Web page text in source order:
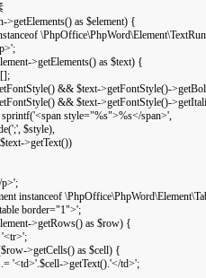
as $element) {
>getElements() as $text) {
&& $text->getFontStyle()->getBold()
&& $text->getFontStyle()->getItalic()
style="%s">%s</span>',
border="1">';
>getRows() as $row) {
as $cell) {
>getText().'</td>';